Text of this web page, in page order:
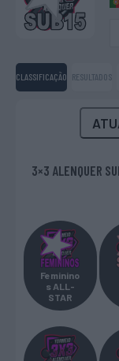
CLASSIFICAÇÃO RESULTADOS
3×3 ALENQUER
Feminino
s ALL-
STAR